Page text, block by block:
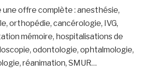
une offre complète : anesthésie,
orthopédie, cancérologie, IVG,
mémoire, hospitalisations de
odontologie, ophtalmologie,
réanimation, SMUR…